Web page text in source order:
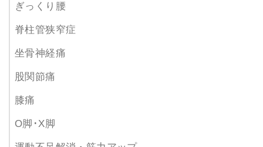
ぎっくり腰
脊柱管狭窄症
坐骨神経痛
股関節痛
膝痛
O脚･X脚